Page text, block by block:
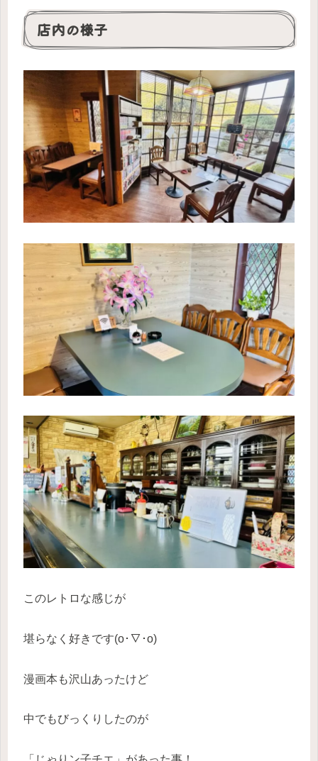
店内の様子
このレトロな感じが
堪らなく好きです(o･∇･o)
漫画本も沢山あったけど
中でもびっくりしたのが